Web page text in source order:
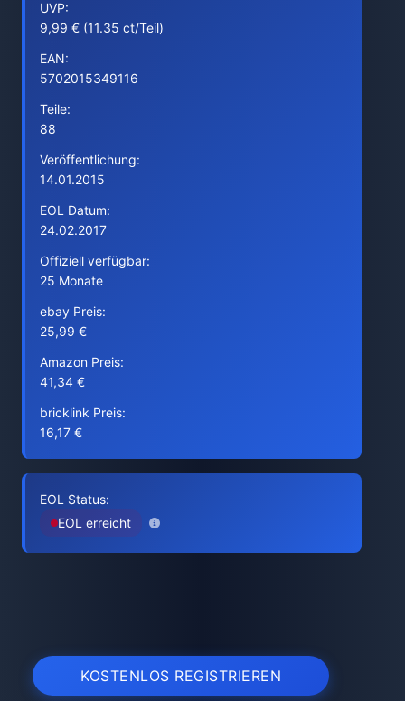
UVP:
9,99 € (11.35 ct/Teil)
EAN:
5702015349116
Teile:
88
Veröffentlichung:
14.01.2015
EOL Datum:
24.02.2017
Offiziell verfügbar:
25 Monate
ebay Preis:
25,99 €
Amazon Preis:
41,34 €
bricklink Preis:
16,17 €
EOL Status:
EOL erreicht
KOSTENLOS REGISTRIEREN